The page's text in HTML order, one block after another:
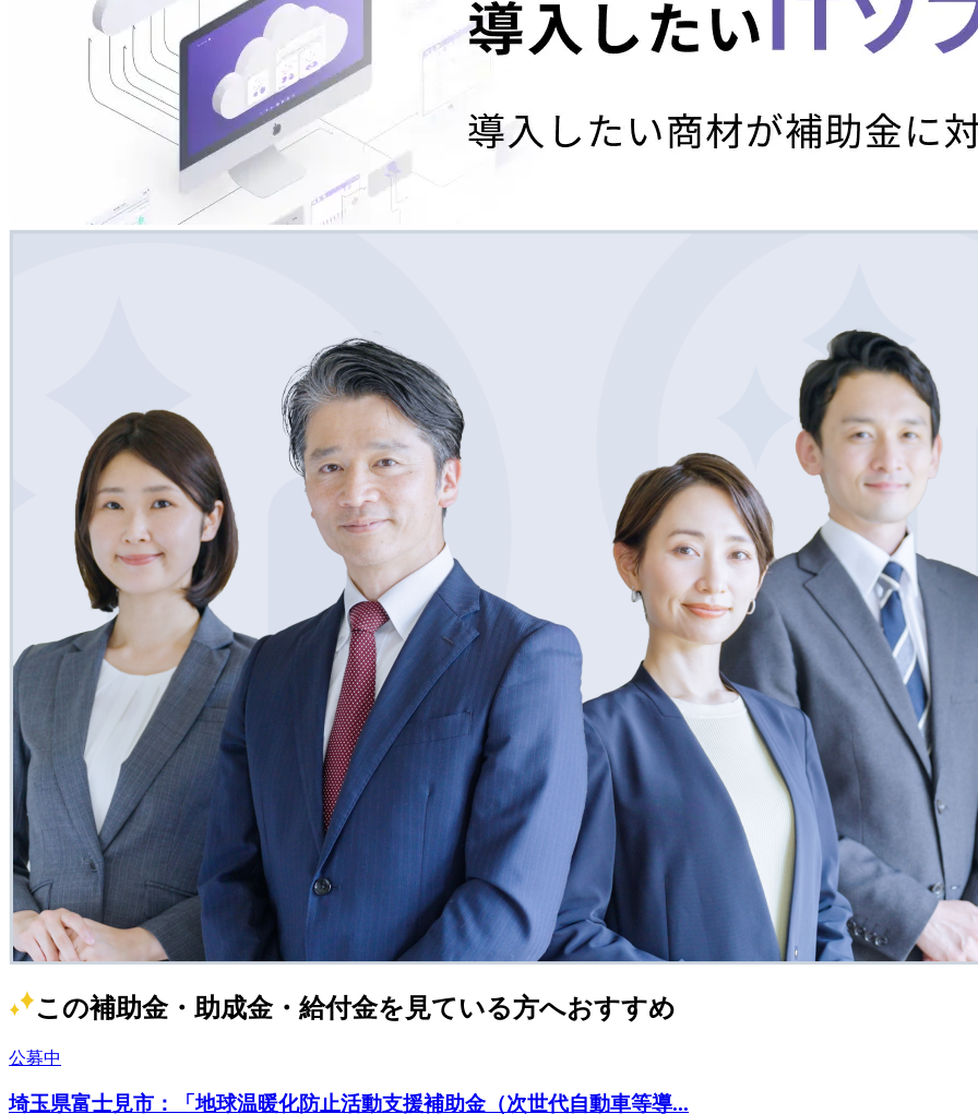
この補助金・助成金・給付金を見ている方へおすすめ
公募中
埼玉県富士見市：「地球温暖化防止活動支援補助金（次世代自動車等導...